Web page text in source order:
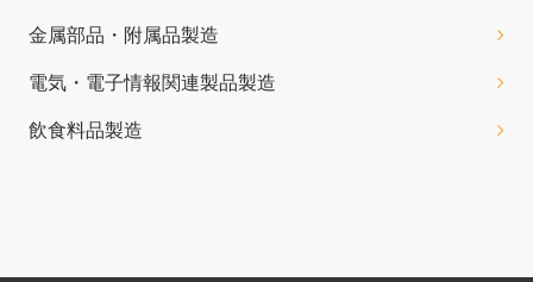
金属部品・附属品製造
電気・電子情報関連製品製造
飲食料品製造